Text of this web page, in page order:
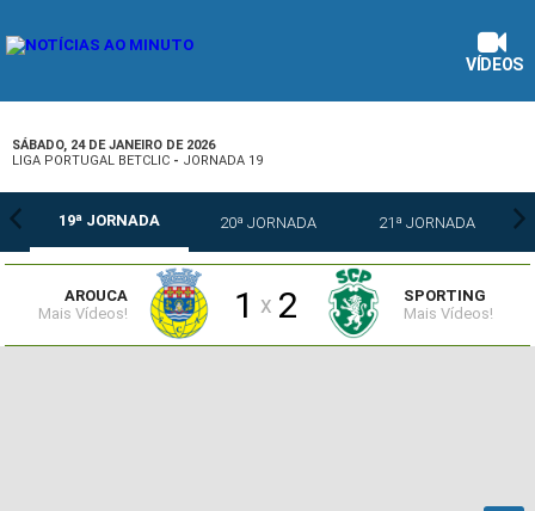
VÍDEOS
SÁBADO, 24 DE JANEIRO DE 2026
LIGA PORTUGAL BETCLIC - JORNADA 19
19ª JORNADA 20ª JORNADA 21ª JORNADA
AROUCA
Mais Vídeos!
1 x 2
SPORTING
Mais Vídeos!